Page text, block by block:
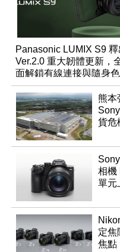
Panasonic LUMIX S9 釋
Ver.2.0 重大韌體更新，
面解鎖有線連接與隨身色
調編輯
熊本
貨危
相機
單元
定焦
焦點